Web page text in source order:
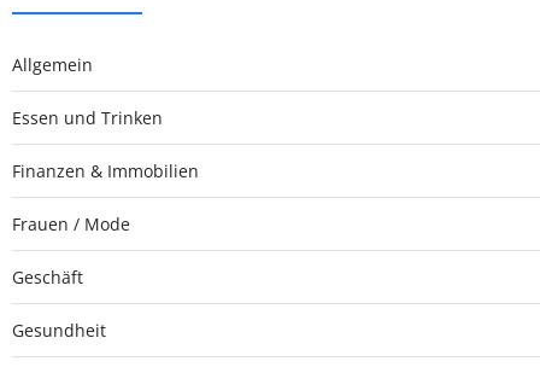
Allgemein
Essen und Trinken
Finanzen & Immobilien
Frauen / Mode
Geschäft
Gesundheit